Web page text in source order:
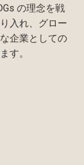
の理念を戦
入れ、グロー
企業としての
す。